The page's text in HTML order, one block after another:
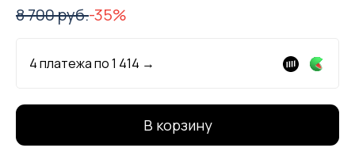
8 700 руб.-35%
4 платежа по1 414 →
В корзину